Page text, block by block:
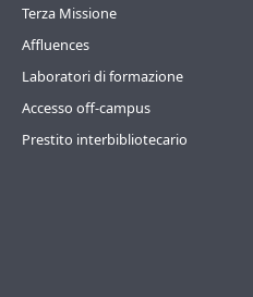
Terza Missione
Affluences
Laboratori di formazione
Accesso off-campus
Prestito interbibliotecario